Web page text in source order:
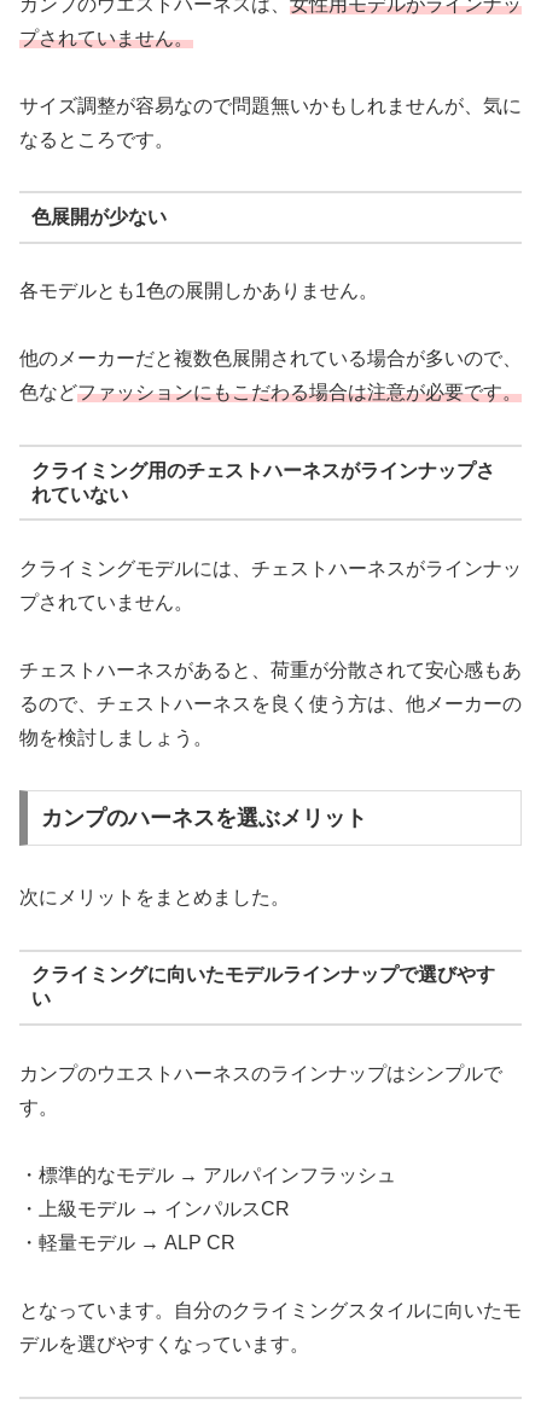
プされていません。
サイズ調整が容易なので問題無いかもしれませんが、気に
なるところです。
色展開が少ない
各モデルとも1色の展開しかありません。
他のメーカーだと複数色展開されている場合が多いので、
色などファッションにもこだわる場合は注意が必要です。
クライミング用のチェストハーネスがラインナップさ
れていない
クライミングモデルには、チェストハーネスがラインナッ
プされていません。
チェストハーネスがあると、荷重が分散されて安心感もあ
るので、チェストハーネスを良く使う方は、他メーカーの
物を検討しましょう。
カンプのハーネスを選ぶメリット
次にメリットをまとめました。
クライミングに向いたモデルラインナップで選びやす
い
カンプのウエストハーネスのラインナップはシンプルで
す。
・標準的なモデル → アルパインフラッシュ
・上級モデル → インパルスCR
・軽量モデル → ALP CR
となっています。自分のクライミングスタイルに向いたモ
デルを選びやすくなっています。